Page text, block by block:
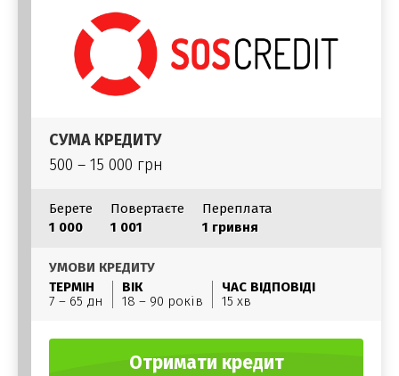
СУМА КРЕДИТУ
500 – 15 000 грн
Берете
1 000
Повертаєте
1 001
Переплата
1 гривня
УМОВИ КРЕДИТУ
ТЕРМІН
7 – 65 дн
ВІК
18 – 90 років
ЧАС ВІДПОВІДІ
15 хв
Отримати кредит